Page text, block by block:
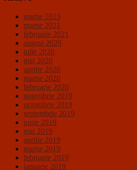
martie 2023
martie 2021
februarie 2021
august 2020
iulie 2020
mai 2020
aprilie 2020
martie 2020
februarie 2020
noiembrie 2019
octombrie 2019
septembrie 2019
iunie 2019
mai 2019
aprilie 2019
martie 2019
februarie 2019
ianuarie 2019